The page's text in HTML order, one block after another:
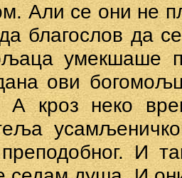
Али се они не
благослов да
умекшаше
ови
А кроз неко
И